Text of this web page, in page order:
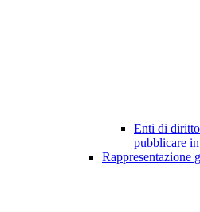
Enti di
pubblicare
Rappresentazione